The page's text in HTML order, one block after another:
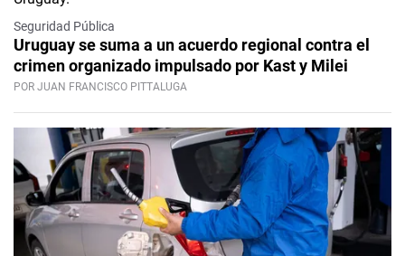
Seguridad Pública
Uruguay se suma a un acuerdo regional contra el
crimen organizado impulsado por Kast y Milei
POR JUAN FRANCISCO PITTALUGA